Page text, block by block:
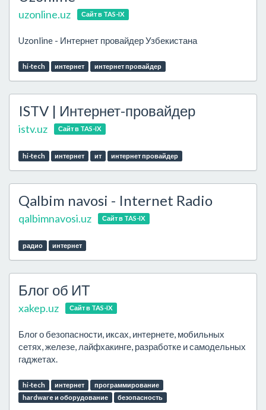
uzonline.uz Сайт в TAS-IX
Uzonline - Интернет провайдер Узбекистана
hi-tech интернет интернет провайдер
ISTV | Интернет-провайдер
istv.uz Сайт в TAS-IX
hi-tech интернет ит интернет провайдер
Qalbim navosi - Internet Radio
qalbimnavosi.uz Сайт в TAS-IX
радио интернет
Блог об ИТ
xakep.uz Сайт в TAS-IX
Блог о безопасности, иксах, интернете, мобильных
сетях, железе, лайфхакинге, разработке и самодельных
гаджетах.
hi-tech интернет
программирование
hardware и оборудование
безопасность